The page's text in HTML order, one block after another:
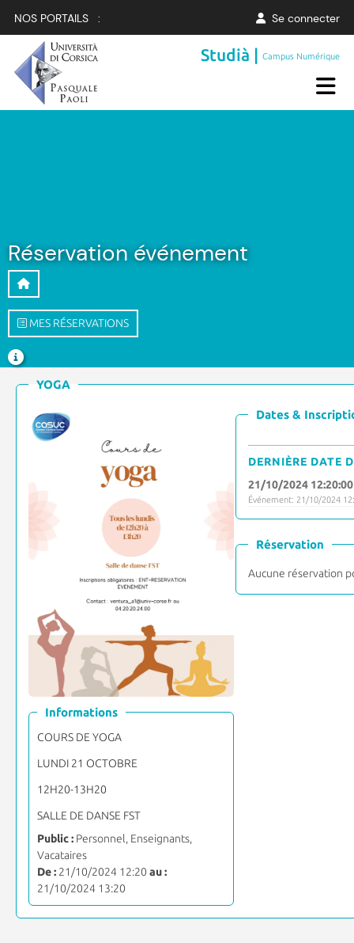
NOS PORTAILS : Se connecter
Studià |Campus Numérique
Réservation événement
MES RÉSERVATIONS
YOGA
Informations
COURS DE YOGA
LUNDI 21 OCTOBRE
12H20-13H20
SALLE DE DANSE FST
Public :Personnel, Enseignants,
Vacataires
De :21/10/2024 12:20 au :
21/10/2024 13:20
Dates &
DERNIÈRE DATE
21/10/2024 12:20:00
Événement: 21/10/2024
Réservation
Aucune réservation